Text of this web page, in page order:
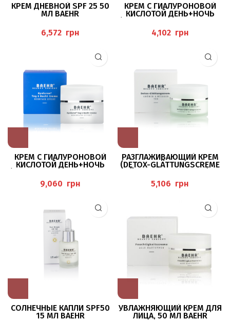
КРЕМ ДНЕВНОЙ SPF 25 50
МЛ BAEHR
грн
КРЕМ С ГИАЛУРОНОВОЙ
КИСЛОТОЙ ДЕНЬ+НОЧЬ
CREME), 50 МЛ BAEHR
грн
КРЕМ С ГИАЛУРОНОВОЙ
КИСЛОТОЙ ДЕНЬ+НОЧЬ
CREME), 200 МЛ BAEHR
грн
РАЗГЛАЖИВАЮЩИЙ КРЕМ
(DETOX-GLÄTTUNGSCREME
Л, BAEHR
грн
СОЛНЕЧНЫЕ КАПЛИ SPF50
15 МЛ BAEHR
УВЛАЖНЯЮЩИЙ КРЕМ ДЛЯ
ЛИЦА, 50 МЛ BAEHR